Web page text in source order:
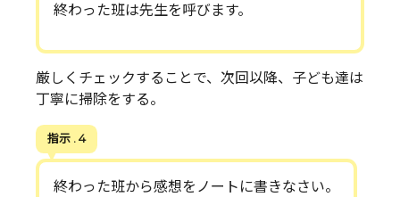
終わった班は先生を呼びます。
厳しくチェックすることで、次回以降、子ども達は
丁寧に掃除をする。
指示 . 4
終わった班から感想をノートに書きなさい。